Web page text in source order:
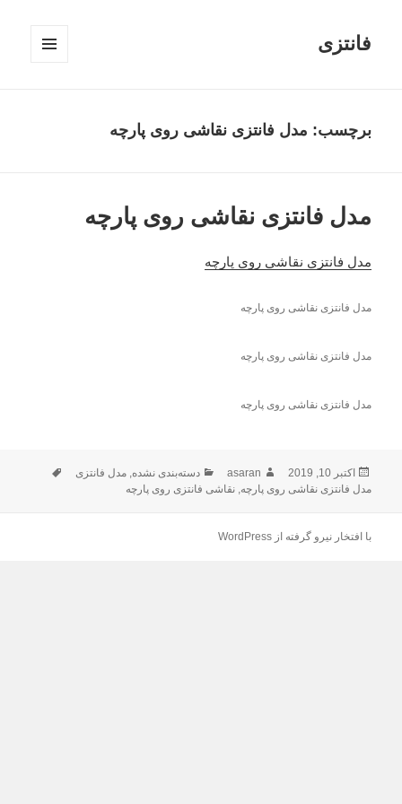
فانتزی
برچسب: مدل فانتزی نقاشی روی پارچه
مدل فانتزی نقاشی روی پارچه
مدل فانتزی نقاشی روی پارچه
مدل فانتزی نقاشی روی پارچه
مدل فانتزی نقاشی روی پارچه
مدل فانتزی نقاشی روی پارچه
ارسال
شده
اکتبر 10, 2019 نویسنده
asaran دسته‌ها
دسته‌بندی نشده,مدل فانتزی
مدل فانتزی نقاشی روی پارچه,نقاشی فانتزی روی پارچه
با افتخار نیرو گرفته از WordPress